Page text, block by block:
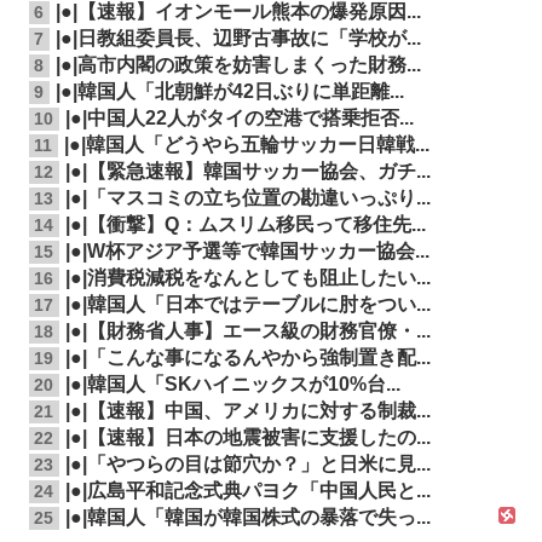
6 |●|【速報】イオンモール熊本の爆発原因...
7 |●|日教組委員長、辺野古事故に「学校が...
8 |●|高市内閣の政策を妨害しまくった財務...
9 |●|韓国人「北朝鮮が42日ぶりに単距離...
10 |●|中国人22人がタイの空港で搭乗拒否...
11 |●|韓国人「どうやら五輪サッカー日韓戦...
12 |●|【緊急速報】韓国サッカー協会、ガチ...
13 |●|「マスコミの立ち位置の勘違いっぷり...
14 |●|【衝撃】Q：ムスリム移民って移住先...
15 |●|W杯アジア予選等で韓国サッカー協会...
16 |●|消費税減税をなんとしても阻止したい...
17 |●|韓国人「日本ではテーブルに肘をつい...
18 |●|【財務省人事】エース級の財務官僚・...
19 |●|「こんな事になるんやから強制置き配...
20 |●|韓国人「SKハイニックスが10%台...
21 |●|【速報】中国、アメリカに対する制裁...
22 |●|【速報】日本の地震被害に支援したの...
23 |●|「やつらの目は節穴か？」と日米に見...
24 |●|広島平和記念式典パヨク「中国人民と...
25 |●|韓国人「韓国が韓国株式の暴落で失っ...